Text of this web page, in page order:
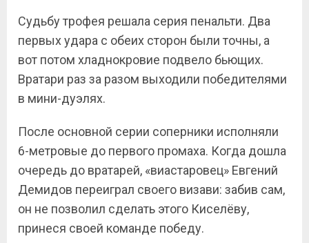
Судьбу трофея решала серия пенальти. Два
первых удара с обеих сторон были точны, а
вот потом хладнокровие подвело бьющих.
Вратари раз за разом выходили победителями
в мини-дуэлях.
После основной серии соперники исполняли
6-метровые до первого промаха. Когда дошла
очередь до вратарей, «виастаровец» Евгений
Демидов переиграл своего визави: забив сам,
он не позволил сделать этого Киселёву,
принеся своей команде победу.